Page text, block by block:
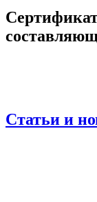
Статьи и